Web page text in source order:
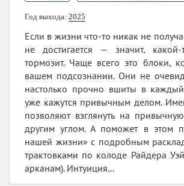
Год выхода: 2025
Если в жизни что-то никак не
не достигается — значит,
тормозит. Чаще всего это блоки,
вашем подсознании. Они не
настолько прочно вшиты в
уже кажутся привычным делом.
позволяют взглянуть на
другим углом. А поможет в этом
нашей жизни» с подробным
трактовками по колоде Райдера
арканам). Интуиция...